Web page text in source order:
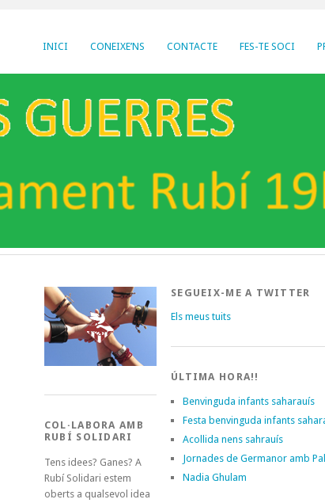
INICI CONEIXE’NS CONTACTE FES-TE SOCI
COL·LABORA AMB
RUBÍ SOLIDARI
Tens idees? Ganes? A
Rubí Solidari estem
oberts a qualsevol idea
SEGUEIX-ME A TWITTER
Els meus tuits
ÚLTIMA HORA!!
Benvinguda infants saharauís
Festa benvinguda infants
Acollida nens sahrauís
Jornades de Germanor amb
Nadia Ghulam